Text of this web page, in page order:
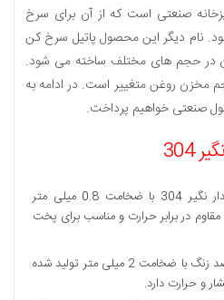
صنعتی است که از آن برای سرخ
نام دیگر این محصول پاتیل سرخ کن
در حجم های مختلف ساخته می شود.
مخزن روغن متغییر است. در ادامه به
صنعتی خواهیم پرداخت.
304
مخزن اصلی از استیل خشدار نگیر 304 با ضخامت 0.8 میلی متر
در برابر حرارت و مناسب برای پخت‌
بدنه وان روغن نیز از استیل ضد زنگ با ضخامت 2 میلی متر تولید شده
و حرارت دارد.